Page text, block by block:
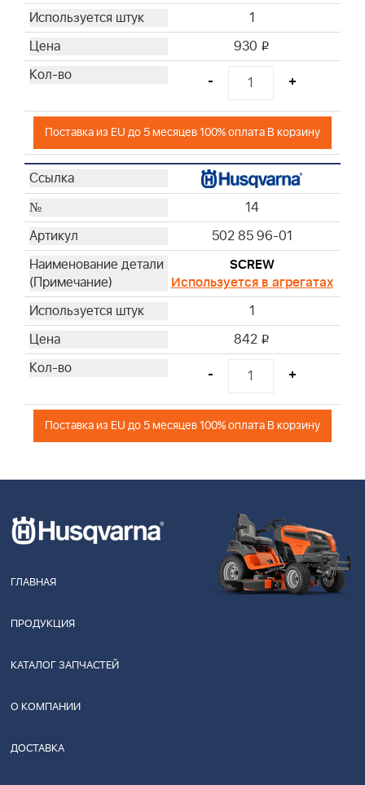
1
930 i
- +
Поставка из EU до 5 месяцев 100% оплата В корзину
14
502 85 96-01
SCREW
Используется в агрегатах
1
842 i
- +
Поставка из EU до 5 месяцев 100% оплата В корзину
ГЛАВНАЯ
ПРОДУКЦИЯ
КАТАЛОГ ЗАПЧАСТЕЙ
О КОМПАНИИ
ДОСТАВКА